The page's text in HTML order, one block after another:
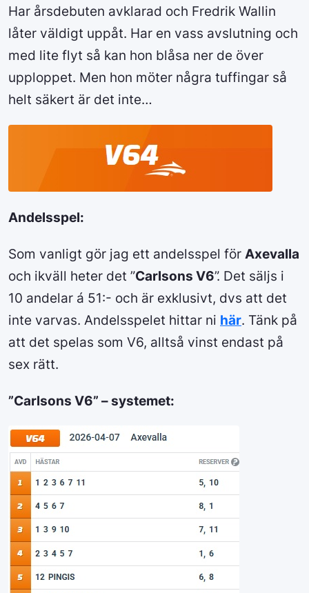
Har årsdebuten avklarad och Fredrik Wallin
låter väldigt uppåt. Har en vass avslutning och
med lite flyt så kan hon blåsa ner de över
upploppet. Men hon möter några tuffingar så
helt säkert är det inte…
Andelsspel:
Som vanligt gör jag ett andelsspel för Axevalla
och ikväll heter det ”Carlsons V6”. Det säljs i
10 andelar á 51:- och är exklusivt, dvs att det
inte varvas. Andelsspelet hittar ni här. Tänk på
att det spelas som V6, alltså vinst endast på
sex rätt.
”Carlsons V6” – systemet: